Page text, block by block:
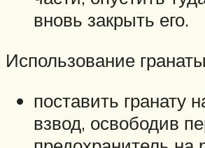
вновь закрыть его.
Использование
поставить гранату
взвод, освободив